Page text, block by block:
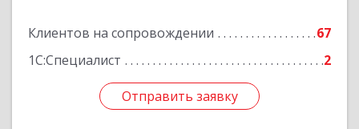
Клиентов на сопровождении
67
1С:Специалист
2
Отправить заявку
Отправить заявку